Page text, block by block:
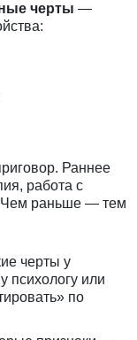
черты —
Раннее
работа с
Чем раньше — тем
черты у
психологу или
по